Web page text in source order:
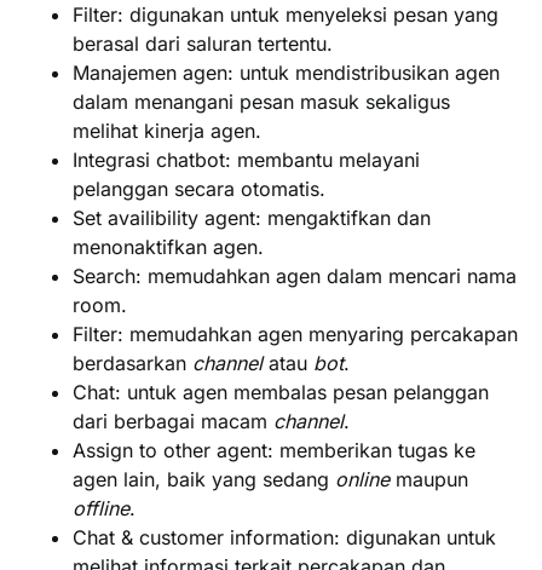
Filter: digunakan untuk menyeleksi pesan yang
berasal dari saluran tertentu.
Manajemen agen: untuk mendistribusikan agen
dalam menangani pesan masuk sekaligus
melihat kinerja agen.
Integrasi chatbot: membantu melayani
pelanggan secara otomatis.
Set availibility agent: mengaktifkan dan
menonaktifkan agen.
Search: memudahkan agen dalam mencari nama
room.
Filter: memudahkan agen menyaring percakapan
berdasarkan channelatau bot.
Chat: untuk agen membalas pesan pelanggan
dari berbagai macam channel.
Assign to other agent: memberikan tugas ke
agen lain, baik yang sedang onlinemaupun
offline.
Chat & customer information: digunakan untuk